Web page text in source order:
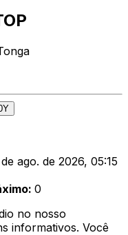
ago. de 2026, 05:15
: 0
no nosso
informativos. Você